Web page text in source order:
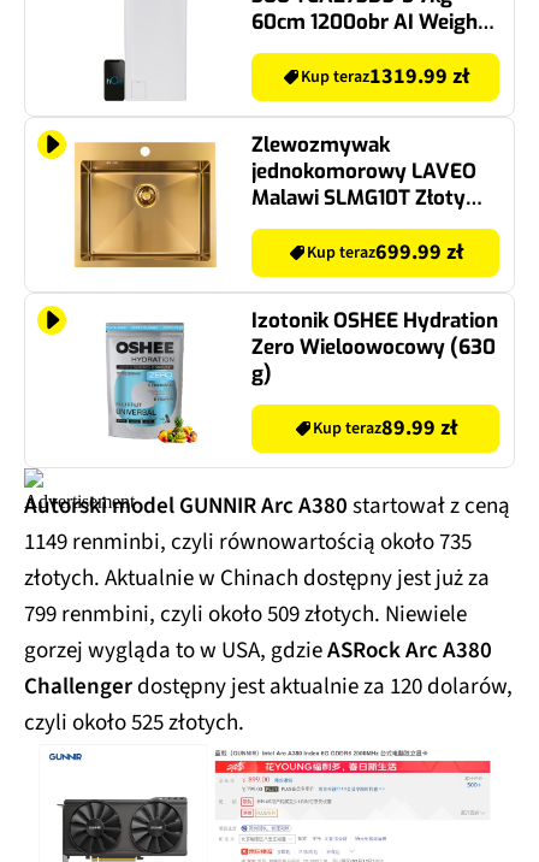
60cm 1200obr AI Weight
Sense Sterowanie
smartfonem
Kup teraz1319.99 zł
Zlewozmywak
jednokomorowy LAVEO
Malawi SLMG10T Złoty
50x58
Kup teraz699.99 zł
Izotonik OSHEE Hydration
Zero Wieloowocowy (630
g)
Kup teraz89.99 zł
Autorski model GUNNIR Arc A380startował z ceną
1149 renminbi, czyli równowartością około 735
złotych. Aktualnie w Chinach dostępny jest już za
799 renmbini, czyli około 509 złotych. Niewiele
gorzej wygląda to w USA, gdzieASRock Arc A380
Challengerdostępny jest aktualnie za 120 dolarów,
czyli około 525 złotych.